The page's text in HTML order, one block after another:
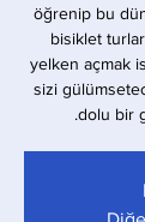
öğrenip bu
bisiklet
yelken açmak
sizi
dolu bir